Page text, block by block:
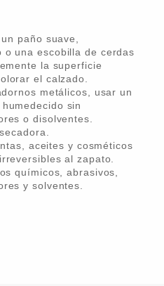
paño suave,
o una escobilla de cerdas
la superficie
el calzado.
metálicos, usar un
sin
o disolventes.
aceites y cosméticos
al zapato.
químicos, abrasivos,
y solventes.